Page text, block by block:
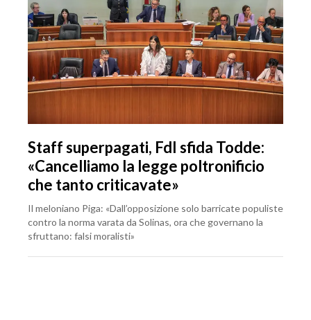
Staff superpagati, FdI sfida Todde:
«Cancelliamo la legge poltronificio
che tanto criticavate»
Il meloniano Piga: «Dall’opposizione solo barricate populiste
contro la norma varata da Solinas, ora che governano la
sfruttano: falsi moralisti»